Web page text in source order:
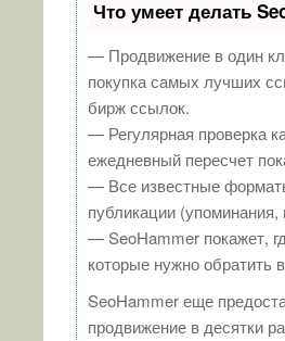
Что умеет делать
— Продвижение в один
покупка самых лучших
бирж ссылок.
— Регулярная проверка
ежедневный пересчет
— Все известные
публикации
— SeoHammer покажет,
которые нужно обратить
SeoHammer еще
продвижение в десятки